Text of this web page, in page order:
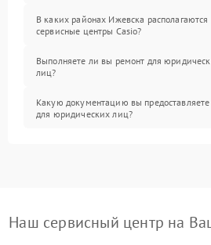
В каких районах Ижевска располагаются
сервисные центры Casio?
Выполняете ли вы ремонт для
лиц?
Какую документацию вы предоставляете
для юридических лиц?
Наш сервисный центр на